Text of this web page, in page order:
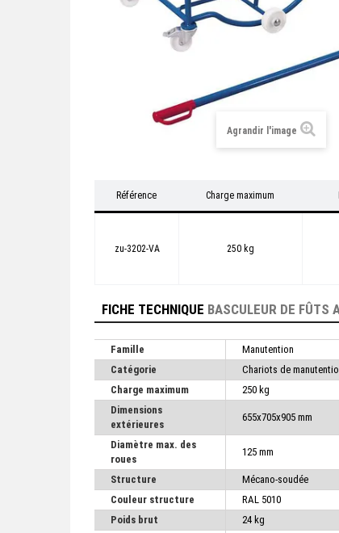
Agrandir l'image
Référence Charge maximum
zu-3202-VA 250 kg
FICHE TECHNIQUE BASCULEUR DE FÛTS
Famille
Manutention
Catégorie
Chariots de
Charge maximum
250 kg
Dimensions
extérieures
655x705x905 mm
Diamètre max. des
roues
125 mm
Structure
Mécano-soudée
Couleur structure
RAL 5010
Poids brut
24 kg